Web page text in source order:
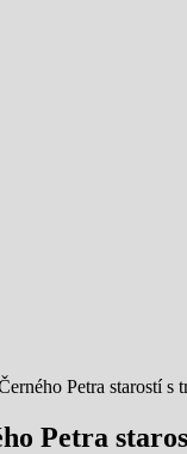
Petra starostí
Petra